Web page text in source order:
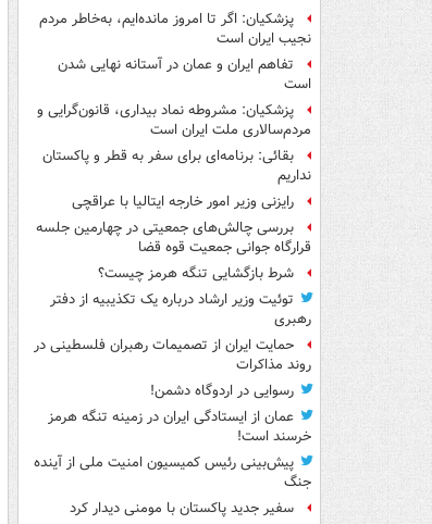
پزشکیان: اگر تا امروز مانده‌ایم، به‌خاطر مردم
نجیب ایران است
تفاهم ایران و عمان در آستانه نهایی شدن
است
پزشکیان: مشروطه نماد بیداری، قانون‌گرایی و
مردم‌سالاری ملت ایران است
بقائی: برنامه‌ای برای سفر به قطر و پاکستان
نداریم
رایزنی وزیر امور خارجه ایتالیا با عراقچی
بررسی چالش‌های جمعیتی در چهارمین جلسه
قرارگاه جوانی جمعیت قوه قضا
شرط بازگشایی تنگه هرمز چیست؟
توئیت وزیر ارشاد درباره یک تکذیبیه از دفتر
رهبری
حمایت ایران از تصمیمات رهبران فلسطینی در
روند مذاکرات
رسوایی در اردوگاه دشمن!
عمان از ایستادگی ایران در زمینه تنگه هرمز
خرسند است!
پیش‌بینی رئیس کمیسیون امنیت ملی از آینده
جنگ
سفیر جدید پاکستان با مومنی دیدار کرد